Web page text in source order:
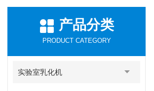
产品分类
PRODUCT CATEGORY
实验室乳化机